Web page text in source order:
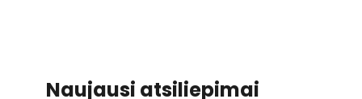
Naujausi atsiliepimai